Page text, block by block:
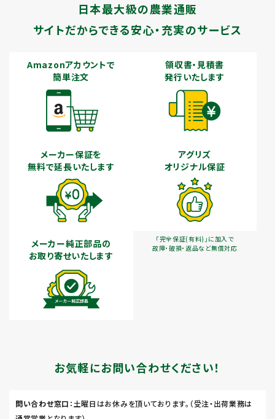
日本最大級の農業通販
サイトだからできる安心・充実のサービス
Amazonアカウントで
簡単注文
領収書・見積書
発行いたします
メーカー保証を
無料で延長いたします
アグリズ
オリジナル保証
「完全保証(有料)」に加入で
故障・破損・返品など無償対応
メーカー純正部品の
お取り寄せいたします
お気軽にお問い合わせください！
問い合わせ窓口 ：土曜日はお休みを頂いております。（受注・出荷業務は